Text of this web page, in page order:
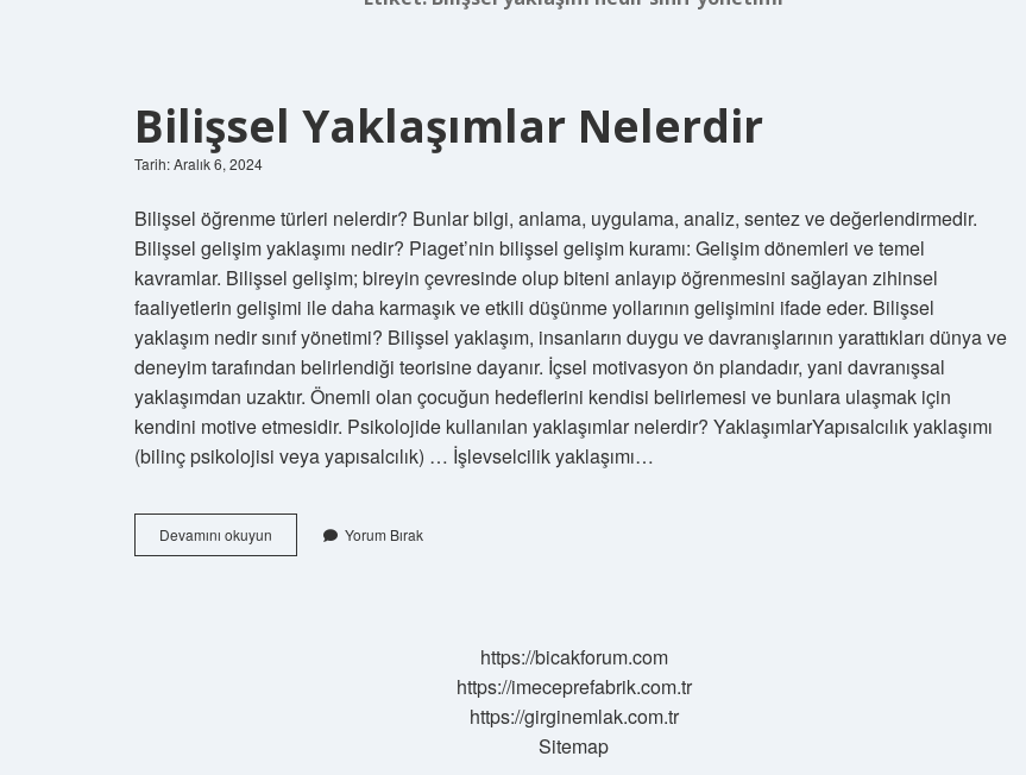
Bilişsel Yaklaşımlar Nelerdir
Tarih: Aralık 6, 2024
Bilişsel öğrenme türleri nelerdir? Bunlar bilgi, anlama, uygulama, analiz, sentez ve değerlendirmedir.
Bilişsel gelişim yaklaşımı nedir? Piaget’nin bilişsel gelişim kuramı: Gelişim dönemleri ve temel
kavramlar. Bilişsel gelişim; bireyin çevresinde olup biteni anlayıp öğrenmesini sağlayan zihinsel
faaliyetlerin gelişimi ile daha karmaşık ve etkili düşünme yollarının gelişimini ifade eder. Bilişsel
yaklaşım nedir sınıf yönetimi? Bilişsel yaklaşım, insanların duygu ve davranışlarının yarattıkları dünya ve
deneyim tarafından belirlendiği teorisine dayanır. İçsel motivasyon ön plandadır, yani davranışsal
yaklaşımdan uzaktır. Önemli olan çocuğun hedeflerini kendisi belirlemesi ve bunlara ulaşmak için
kendini motive etmesidir. Psikolojide kullanılan yaklaşımlar nelerdir? YaklaşımlarYapısalcılık yaklaşımı
(bilinç psikolojisi veya yapısalcılık) … İşlevselcilik yaklaşımı…
Devamını okuyun
Yaklaşımlar
Yorum Bırak
https://bicakforum.com
https://imeceprefabrik.com.tr
https://girginemlak.com.tr
Sitemap